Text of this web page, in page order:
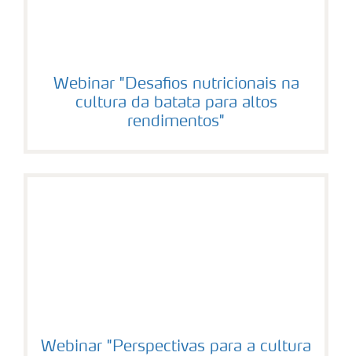
Webinar "Desafios nutricionais na
cultura da batata para altos
rendimentos"
Webinar "Perspectivas para a cultura